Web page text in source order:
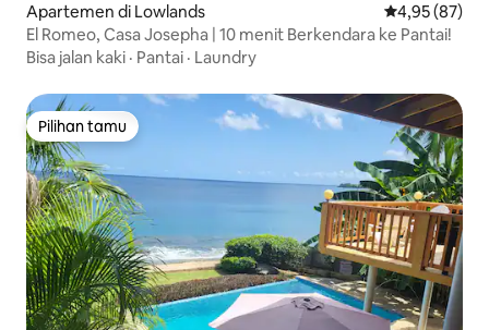
Apartemen di Lowlands Nilai rata-rata
4,95 (87)
El Romeo, Casa Josepha | 10 menit Berkendara ke Pantai!
Bisa jalan kaki · Pantai · Laundry
Pilihan tamu
Pilihan tamu